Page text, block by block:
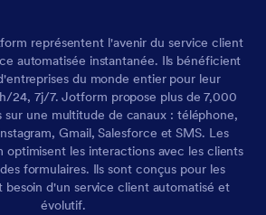
représentent l'avenir du service client
automatisée instantanée. Ils bénéficient
du monde entier pour leur
24, 7j/7. Jotform propose plus de 7,000
sur une multitude de canaux : téléphone,
Gmail, Salesforce et SMS. Les
optimisent les interactions avec les clients
formulaires. Ils sont conçus pour les
besoin d'un service client automatisé et
évolutif.